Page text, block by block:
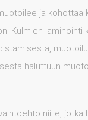
ja kohottaa
Kulmien laminointi
haluttuun
niille, jotka